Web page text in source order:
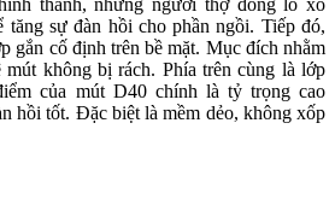
thành, những người thợ đóng lò xo
tăng sự đàn hồi cho phần ngồi. Tiếp đó,
gắn cố định trên bề mặt. Mục đích nhằm
không bị rách. Phía trên cùng là lớp
của mút D40 chính là tỷ trọng cao
hồi tốt. Đặc biệt là mềm dẻo, không xốp